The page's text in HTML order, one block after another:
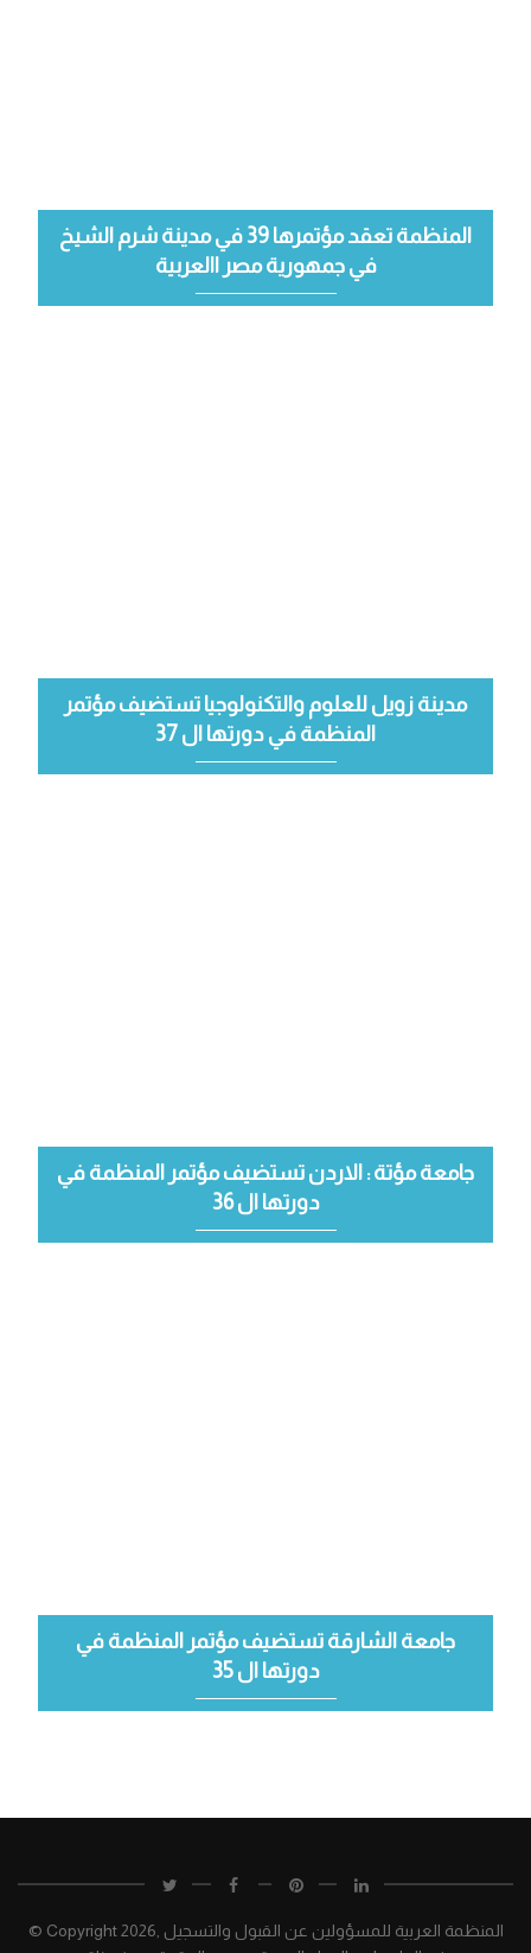
المنظمة تعقد مؤتمرها 39 في مدينة شرم الشيخ
في جمهورية مصر االعربية
مدينة زويل للعلوم والتكنولوجيا تستضيف مؤتمر
المنظمة في دورتها ال 37
جامعة مؤتة : الاردن تستضيف مؤتمر المنظمة في
دورتها ال 36
جامعة الشارقة تستضيف مؤتمر المنظمة في
دورتها ال 35
© Copyright2026, المنظمة العربية للمسؤولين عن القبول والتسجيل